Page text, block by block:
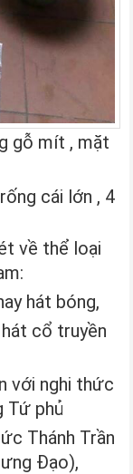
gỗ mít , mặt
cái lớn , 4
về thể loại
hát bóng,
cổ truyền
với nghi thức
Tứ phủ
Thánh Trần
Đạo),